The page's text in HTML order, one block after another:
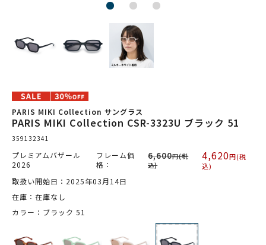
PARIS MIKI Collection サングラス
PARIS MIKI Collection CSR-3323U ブラック 51
359132341
プレミアムバザール
2026
フレーム価
格：
6,600円(税
込)
4,620円(税
込)
取扱い開始日：2025年03月14日
在庫：在庫なし
カラー：ブラック 51